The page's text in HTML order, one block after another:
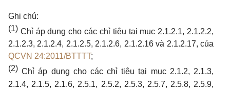
Ghi chú:
(1) Chỉ áp dụngchocác chỉ tiêu tại mục 2.1.2.1, 2.1.2.2,
2.1.2.3, 2.1.2.4, 2.1.2.5, 2.1.2.6, 2.1.2.16và 2.1.2.17,của
QCVN 24:2011/BTTTT;
(2) Chỉ áp dụng cho các chỉ tiêu tại mục 2.1.2, 2.1.3,
2.1.4, 2.1.5, 2.1.6, 2.5.1, 2.5.2, 2.5.3, 2.5.7, 2.5.8, 2.5.9,